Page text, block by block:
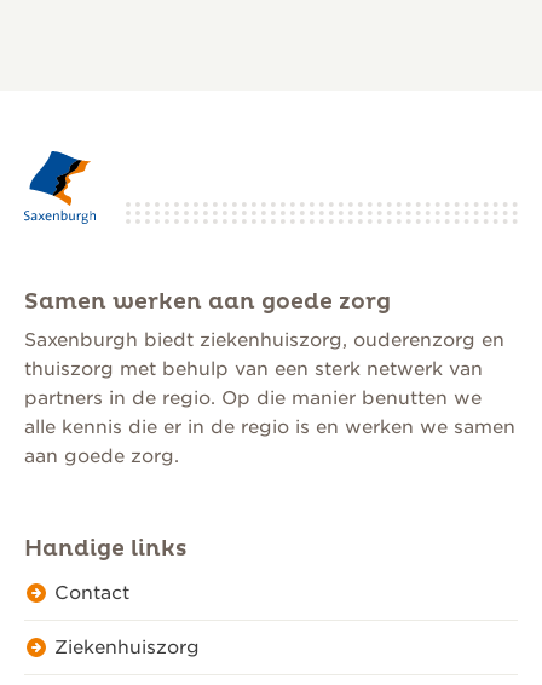
Samen werken aan goede zorg
Saxenburgh biedt ziekenhuiszorg, ouderenzorg en
thuiszorg met behulp van een sterk netwerk van
partners in de regio. Op die manier benutten we
alle kennis die er in de regio is en werken we samen
aan goede zorg.
Handige links
Contact
Ziekenhuiszorg